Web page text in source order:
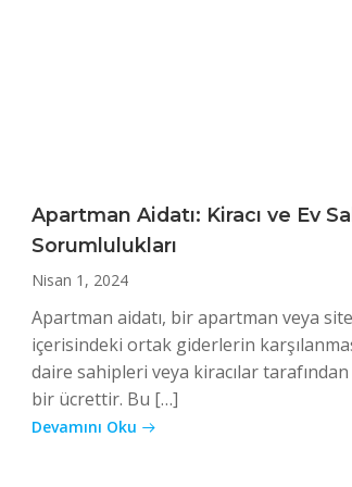
Apartman Aidatı: Kiracı ve Ev
Sorumlulukları
Nisan 1, 2024
Apartman aidatı, bir apartman veya site
içerisindeki ortak giderlerin
daire sahipleri veya kiracılar
bir ücrettir. Bu […]
Devamını Oku